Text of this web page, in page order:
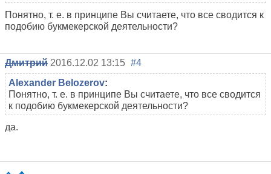
Понятно, т. е. в принципе Вы считаете, что все сводится к
подобию букмекерской деятельности?
Дмитрий 2016.12.02 13:15 #4
Alexander Belozerov:
Понятно, т. е. в принципе Вы считаете, что все сводится
к подобию букмекерской деятельности?
да.